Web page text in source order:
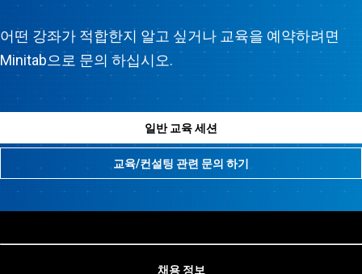
어떤 강좌가 적합한지 알고 싶거나 교육을 예약하려면
Minitab으로 문의 하십시오.
일반 교육 세션
교육/컨설팅 관련 문의 하기
채용 정보